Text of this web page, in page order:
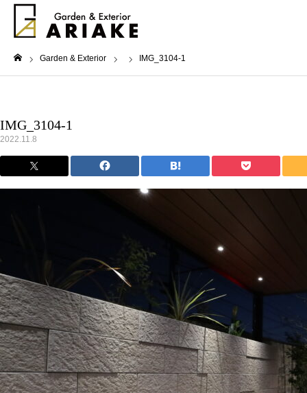
Garden & Exterior IMG_3104-1
IMG_3104-1
2022.11.8